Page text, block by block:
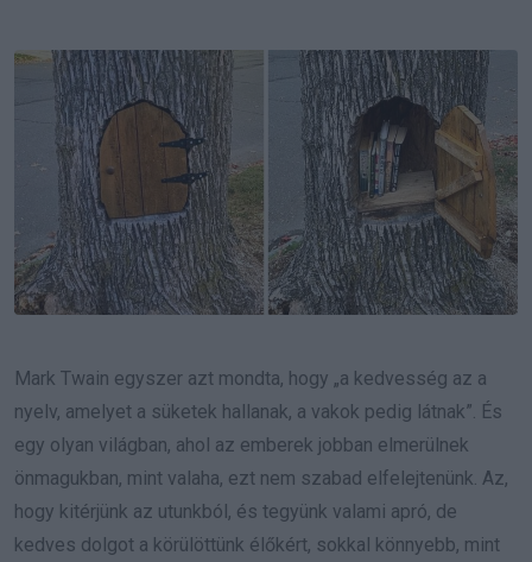
Email
Mark Twain egyszer azt mondta, hogy „a kedvesség az a
nyelv, amelyet a süketek hallanak, a vakok pedig látnak”. És
egy olyan világban, ahol az emberek jobban elmerülnek
önmagukban, mint valaha, ezt nem szabad elfelejtenünk. Az,
hogy kitérjünk az utunkból, és tegyünk valami apró, de
kedves dolgot a körülöttünk élőkért, sokkal könnyebb, mint